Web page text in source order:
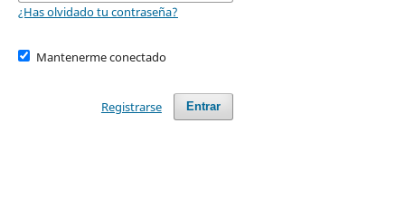
¿Has olvidado tu contraseña?
Mantenerme conectado
Entrar
Registrarse